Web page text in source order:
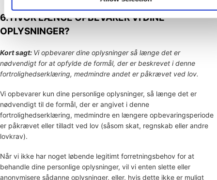
6. HVOR LÆNGE OPBEVARER VI DINE
OPLYSNINGER?
Kort sagt: Vi opbevarer dine oplysninger så længe det er
nødvendigt for at opfylde de formål, der er beskrevet i denne
fortrolighedserklæring, medmindre andet er påkrævet ved lov.
Vi opbevarer kun dine personlige oplysninger, så længe det er
nødvendigt til de formål, der er angivet i denne
fortrolighedserklæring, medmindre en længere opbevaringsperiode
er påkrævet eller tilladt ved lov (såsom skat, regnskab eller andre
lovkrav).
Når vi ikke har noget løbende legitimt forretningsbehov for at
behandle dine personlige oplysninger, vil vi enten slette eller
anonymisere sådanne oplysninger, eller, hvis dette ikke er muligt